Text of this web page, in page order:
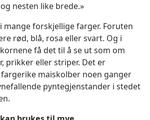
nesten like brede.»
mange forskjellige farger. Foruten
rød, blå, rosa eller svart. Og i
få det til å se ut som om
prikker eller striper. Det er
maiskolber noen ganger
pyntegjenstander i stedet